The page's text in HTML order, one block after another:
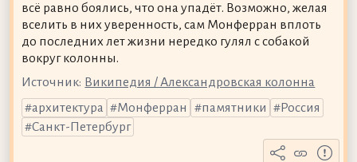
всё равно боялись, что она упадёт. Возможно, желая
вселить в них уверенность, сам Монферран вплоть
до последних лет жизни нередко гулял с собакой
вокруг колонны.
Источник: Википедия / Александровская колонна
архитектура
Монферран памятники
Россия
Санкт-Петербург